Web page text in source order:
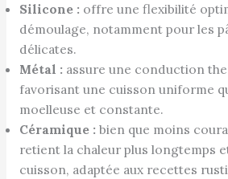
Silicone : offre une flexibilité
démoulage, notamment pour les
délicates.
Métal : assure une conduction
favorisant une cuisson uniforme
moelleuse et constante.
Céramique : bien que moins
retient la chaleur plus longtemps
cuisson, adaptée aux recettes